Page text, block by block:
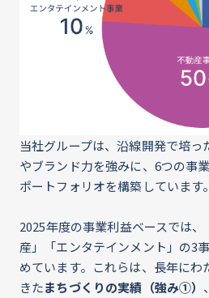
当社グループは、沿線開発で培
やブランド力を強みに、6つの事
ポートフォリオを構築しています。
2025年度の事業利益ベースでは
産」「エンタテインメント」の3
めています。これらは、長年にわ
きたまちづくりの実績（強み①）